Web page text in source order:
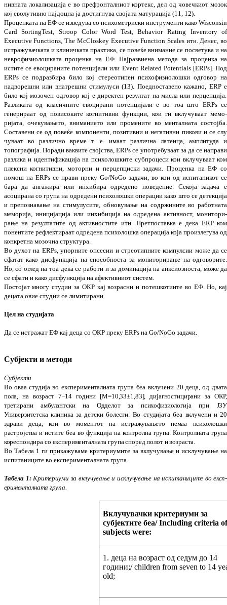
нивната локализација е во префронталниот кортекс, дел од човечкиот мозок
кој еволу­тивно најдоцна ја достигнува својата мату­ра­ција (11, 12).
Проценката на ЕФ се изведува со психо­ме­три­ски инструменти како Wisconsin
Card SortingTest, Stroop Color Word Test,Behavior Rating Inventory of
Executive Functions, The McCloskey Executive Function Scales итн.Денес, во
истражувачката и клиничкатапрак­тика, се повеќе внимание се посветува и на
неврофизиолошката проценка на ЕФ. Нај­раз­виена метода за проценка на
истите се ево­цираните потенцијали или Event Related Potentials [ERPs]. Под
ERPs се подразбира било кој стереотипен психофизиолошки одго­вор на
надворешни или внатрешни сти­му­луси(13). Поедноставено кажано, ERPе
било кој мозочен одговор кој е директен резул­тат на мисла или перцепција.
Разликата од класичните евоцирани потенцијали е во тоа што ERPs се
генерираат од повисоките когни­тивни функции, кои ги вклучуваат мемо­
ријата, очекувањето, вниманието или про­мените во менталната состојба.
Сос­та­вени се од повеќе компоненти, позитивни и нега­тивни пикови и се слу
чуваат во раз­лично време т. е. имаат различна латенца, ампли­туда и
топографија. Поради ваквите свој­ства, ERPs се употребуваат за дасе направи
раз­лика и идентификација на психолошките субп­роцеси кои вклучуваат ком
плексни когни­тивни, моторни и перцепциски задачи. Про­ценка на ЕФ со
помош на ERPs се прави преку Go/NoGo задачи, во кои од испи­та­никот се
бара да ангажира или инхибира одре­дено поведение. Секоја задача е
асоцирана со група на одредени психолошки операции како што се детекција
и препознавање на сти­му­лусите, обновување на содржините во работ­ната
меморија, иницијација или инхи­би­ција на одредена активност, мони­то­ри­
рање на резултатите од активностите итн. Претпоставка е дека ERP ком
понентите рефлектираат одредена психолошка опера­ција која произлегува од
конкретна мозочна стру­ктура.
Во духот на ERPs, упорните опсесии и стреотипните компулсии може да се
сфатат како дисфункција на способноста за мони­то­ри­рање на одговорите.
Но, со оглед на тоа дека се работи и за доминација на анкси­о­з­но­ста, може да
се сфати и како дисфункција на афективниот систем.
Постојат многу студии за ОКР кај возрасни и потешкотиите во ЕФ. Но, кај
децата овие сту­дии се лимитирани.
Цел на студијата
Да се истражат ЕФ кај деца со ОКР преку ERPs на Go/NoGo задачи.
Субјекти и методи
Субјекти
Во оваа студија во експерименталната група беа вклучени 20 деца, од двата
пола, на возраст 7−14 години [М=10,33±1,83], дијаг­но­­стицирани за ОКР,
третирани амбу­лантски на Одделот за психофизиологија при ЈЗУ
Универзитетска клиника за детски боле­сти. Во студијата беа вклучени и 20
здрави деца, кои во моментот на истражувањето немаа психолошки
растројства и истите беа во функција на контролна група. Контро­л­ната група
кореспондира со експе­ри­ме­н­тал­ната група според полот и возраста.
Во Табела 1 ги прикажуваме критериумите за вклучување и исклучување на
испи­та­ни­ците во експерименталната група.
Табела 1:Критериуми за вклучување и исклу­­чување на испитаниците во експ­­
ери­мен­тал­ната група.
Вклучувачки критериуми за
субјектите беа/ Including criteria
subjects were:
1. деца на возраст од седум до 14
години;/ children from seven to 14
old;